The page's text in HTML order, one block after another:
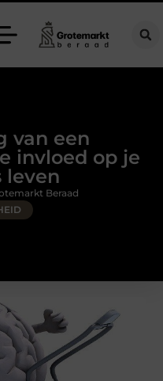
van een
invloed op je
leven
Beraad